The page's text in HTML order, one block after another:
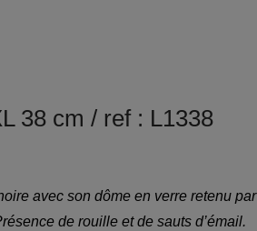
38 cm / ref : L1338
avec son dôme en verre retenu par
de rouille et de sauts d’émail.